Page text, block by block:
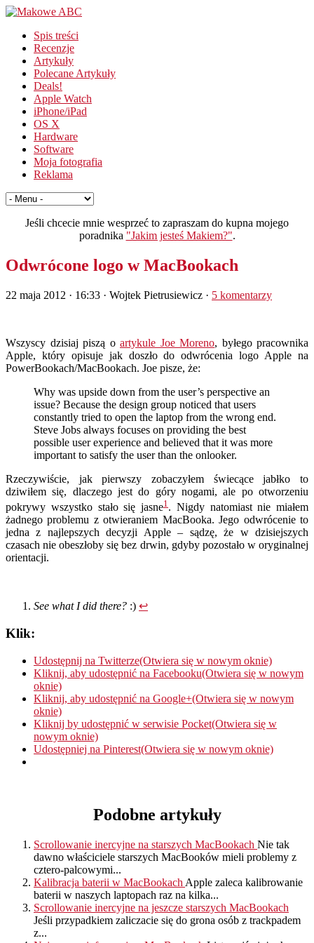
Spis treści
Recenzje
Artykuły
Polecane Artykuły
Deals!
Apple Watch
iPhone/iPad
OS X
Hardware
Software
Moja fotografia
Reklama
Jeśli chcecie mnie wesprzeć to zapraszam do kupna mojego
poradnika "Jakim jesteś Makiem?".
Odwrócone logo w MacBookach
22 maja 2012 · 16:33 · Wojtek Pietrusiewicz · 5 komentarzy
Wszyscy dzisiaj piszą o artykule Joe Moreno, byłego pracownika
Apple, który opisuje jak doszło do odwrócenia logo Apple na
PowerBookach/MacBookach. Joe pisze, że:
Why was upside down from the user’s perspective an
issue? Because the design group noticed that users
constantly tried to open the laptop from the wrong end.
Steve Jobs always focuses on providing the best
possible user experience and believed that it was more
important to satisfy the user than the onlooker.
Rzeczywiście, jak pierwszy zobaczyłem świecące jabłko to
dziwiłem się, dlaczego jest do góry nogami, ale po otworzeniu
pokrywy wszystko stało się jasne1 . Nigdy natomiast nie miałem
żadnego problemu z otwieraniem MacBooka. Jego odwrócenie to
jedna z najlepszych decyzji Apple – sądzę, że w dzisiejszych
czasach nie obeszłoby się bez drwin, gdyby pozostało w oryginalnej
orientacji.
See what I did there? :) ↩
Klik:
Udostępnij na Twitterze(Otwiera się w nowym oknie)
Kliknij, aby udostępnić na Facebooku(Otwiera się w nowym
oknie)
Kliknij, aby udostępnić na Google+(Otwiera się w nowym
oknie)
Kliknij by udostępnić w serwisie Pocket(Otwiera się w
nowym oknie)
Udostępniej na Pinterest(Otwiera się w nowym oknie)
Podobne artykuły
Scrollowanie inercyjne na starszych MacBookach Nie tak
dawno właściciele starszych MacBooków mieli problemy z
cztero-palcowymi...
Kalibracja baterii w MacBookach Apple zaleca kalibrowanie
baterii w naszych laptopach raz na kilka...
Scrollowanie inercyjne na jeszcze starszych MacBookach
Jeśli przypadkiem zaliczacie się do grona osób z trackpadem
z...